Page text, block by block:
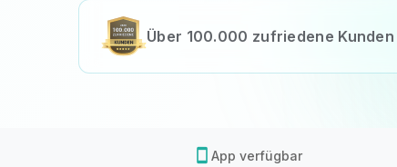
Über 100.000 zufriedene Kunden
smartphone App verfügbar